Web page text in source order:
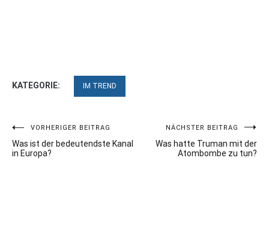
KATEGORIE: IM TREND
Beitragsnavigation
VORHERIGER BEITRAG
Was ist der bedeutendste Kanal
in Europa?
NÄCHSTER BEITRAG
Was hatte Truman mit der
Atombombe zu tun?